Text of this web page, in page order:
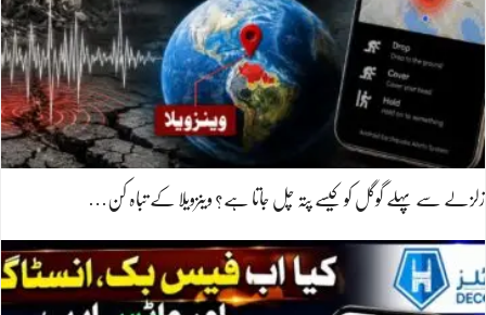
زلزلے سے پہلے گوگل کو کیسے پتہ چل جاتا ہے؟ وینزویلا کے تباہ کن…